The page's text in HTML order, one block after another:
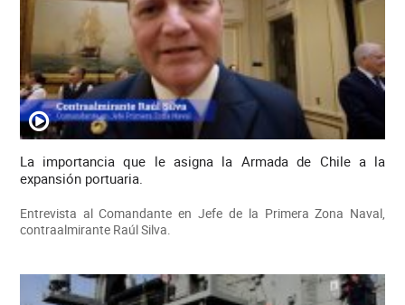
La importancia que le asigna la Armada de Chile a la
expansión portuaria.
Entrevista al Comandante en Jefe de la Primera Zona Naval,
contraalmirante Raúl Silva.